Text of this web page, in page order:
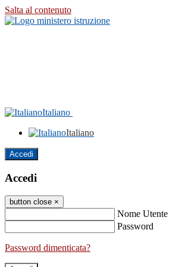
Salta al contenuto
Italiano
Italiano
Accedi
Accedi
button close ×
Nome Utente
Password
Password dimenticata?